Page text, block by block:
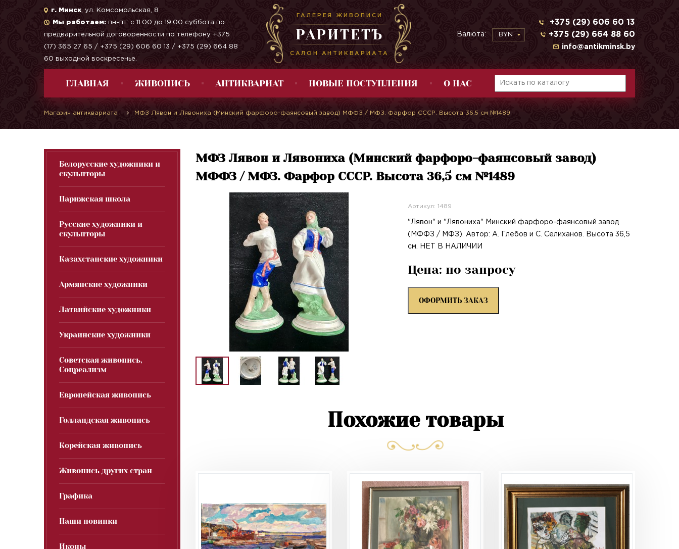
ГАЛЕРЕЯ ЖИВОПИСИ
РАРИТЕТЪ
САЛОН АНТИКВАРИАТА
г. Минск , ул. Комсомольская, 8
Мы работаем: пн-пт: с 11.00 до 19.00 суббота по
предварительной договоренности по телефону +375
(17) 365 27 65 / +375 (29) 606 60 13 / +375 (29) 664 88
60 выходной воскресенье.
Валюта: BYN
+375 (29) 606 60 13
+375 (29) 664 88 60
info@antikminsk.by
ГЛАВНАЯ ЖИВОПИСЬ АНТИКВАРИАТ НОВЫЕ ПОСТУПЛЕНИЯ О НАС
Магазин антиквариата МФЗ Лявон и Лявониха (Минский фарфоро-фаянсовый завод) МФФЗ / МФЗ. Фарфор СССР. Высота 36,5 см №1489
Белорусские художники и
скульпторы
Парижская школа
Русские художники и
скульпторы
Казахстанские художники
Армянские художники
Латвийские художники
Украинские художники
Советская живопись,
Соцреализм
Европейская живопись
Голландская живопись
Корейская живопись
Живопись других стран
Графика
Наши новинки
Иконы
МФЗ Лявон и Лявониха (Минский фарфоро-фаянсовый завод)
МФФЗ / МФЗ. Фарфор СССР. Высота 36,5 см №1489
Артикул: 1489
"Лявон" и "Лявониха" Минский фарфоро-фаянсовый завод
(МФФЗ / МФЗ). Автор: А. Глебов и С. Селиханов. Высота 36,5
см. НЕТ В НАЛИЧИИ
Цена: по запросу
ОФОРМИТЬ ЗАКАЗ
Похожие товары